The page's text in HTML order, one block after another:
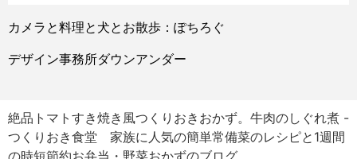
カメラと料理と犬とお散歩：ぽちろぐ
デザイン事務所ダウンアンダー
絶品トマトすき焼き風つくりおきおかず。牛肉のしぐれ煮 -
つくりおき食堂 家族に人気の簡単常備菜のレシピと1週間
の時短節約お弁当・野菜おかずのブログ